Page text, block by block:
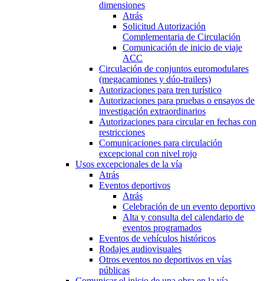
dimensiones
Atrás
Solicitud Autorización
Complementaria de Circulación
Comunicación de inicio de viaje
ACC
Circulación de conjuntos euromodulares
(megacamiones y dúo-trailers)
Autorizaciones para tren turístico
Autorizaciones para pruebas o ensayos de
investigación extraordinarios
Autorizaciones para circular en fechas con
restricciones
Comunicaciones para circulación
excepcional con nivel rojo
Usos excepcionales de la vía
Atrás
Eventos deportivos
Atrás
Celebración de un evento deportivo
Alta y consulta del calendario de
eventos programados
Eventos de vehículos históricos
Rodajes audiovisuales
Otros eventos no deportivos en vías
públicas